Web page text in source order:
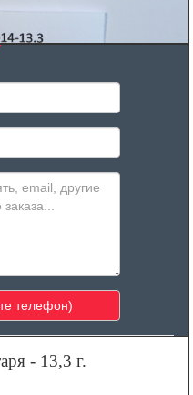
- 13,3 г.